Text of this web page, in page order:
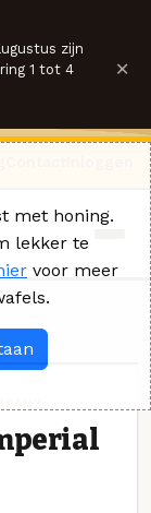
zijn
1 tot 4
×
met honing.
lekker te
voor meer